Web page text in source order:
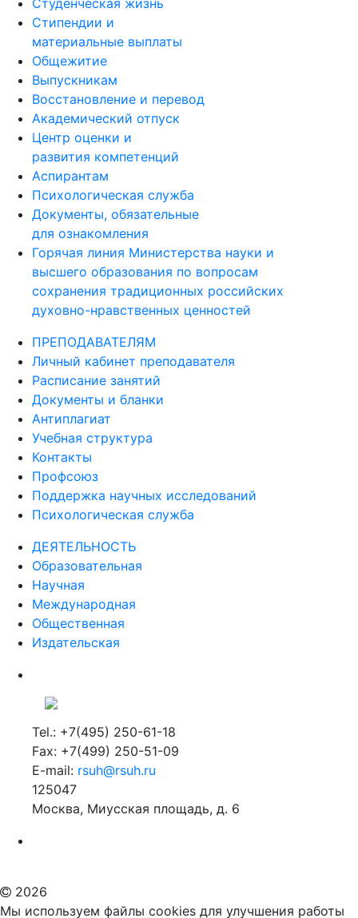
Студенческая жизнь
Стипендии и
материальные выплаты
Общежитие
Выпускникам
Восстановление и перевод
Академический отпуск
Центр оценки и
развития компетенций
Аспирантам
Психологическая служба
Документы, обязательные
для ознакомления
Горячая линия Министерства науки и
высшего образования по вопросам
сохранения традиционных российских
духовно-нравственных ценностей
ПРЕПОДАВАТЕЛЯМ
Личный кабинет преподавателя
Расписание занятий
Документы и бланки
Антиплагиат
Учебная структура
Контакты
Профсоюз
Поддержка научных исследований
Психологическая служба
ДЕЯТЕЛЬНОСТЬ
Образовательная
Научная
Международная
Общественная
Издательская
Tel.: +7(495) 250-61-18
Fax: +7(499) 250-51-09
E-mail: rsuh@rsuh.ru
125047
Москва, Миусская площадь, д. 6
2026
Мы используем файлы cookies для улучшения работы